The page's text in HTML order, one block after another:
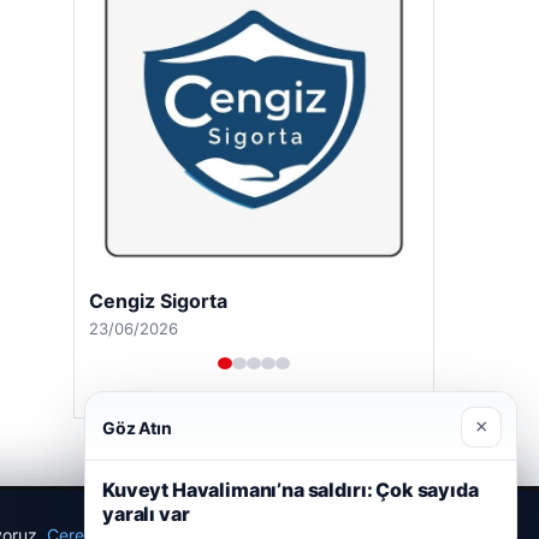
Cengiz Sigorta
23/06/2026
Çerez Politikamız
Göz Atın ×
Kuveyt Havalimanı’na saldırı: Çok sayıda
yaralı var